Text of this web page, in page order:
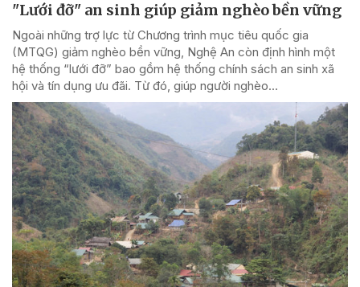
"Lưới đỡ" an sinh giúp giảm nghèo bền vững
Ngoài những trợ lực từ Chương trình mục tiêu quốc gia
(MTQG) giảm nghèo bền vững, Nghệ An còn định hình một
hệ thống “lưới đỡ” bao gồm hệ thống chính sách an sinh xã
hội và tín dụng ưu đãi. Từ đó, giúp người nghèo...